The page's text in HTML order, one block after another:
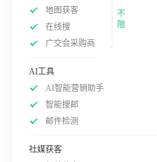
地图获客
在线搜
广交会采购商
不
限
AI工具
AI智能营销助手
智能搜邮
邮件检测
社媒获客